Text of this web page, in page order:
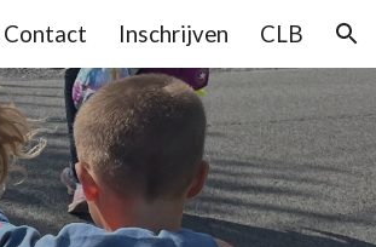
Contact Inschrijven CLB